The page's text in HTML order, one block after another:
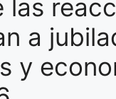
las
a
y